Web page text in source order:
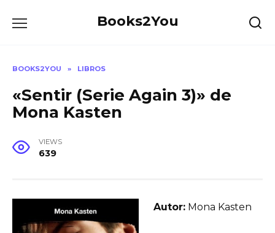
Books2You
BOOKS2YOU » LIBROS
«Sentir (Serie Again 3)» de
Mona Kasten
VIEWS
639
Autor: Mona Kasten